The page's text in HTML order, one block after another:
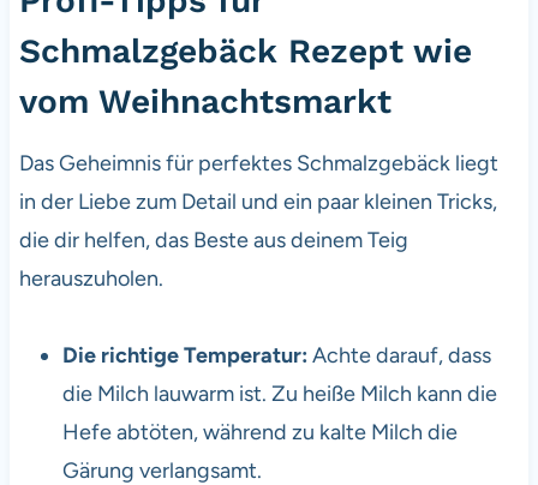
Schmalzgebäck Rezept wie
vom Weihnachtsmarkt
Das Geheimnis für perfektes Schmalzgebäck liegt
in der Liebe zum Detail und ein paar kleinen Tricks,
die dir helfen, das Beste aus deinem Teig
herauszuholen.
Die richtige Temperatur: Achte darauf, dass
die Milch lauwarm ist. Zu heiße Milch kann die
Hefe abtöten, während zu kalte Milch die
Gärung verlangsamt.